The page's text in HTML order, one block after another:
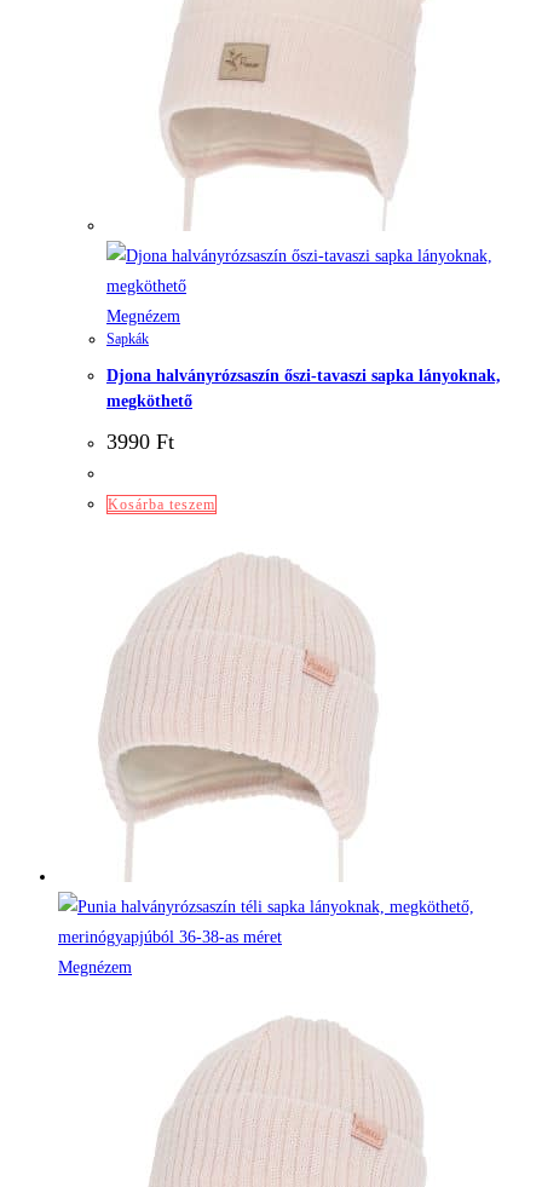
Megnézem
Sapkák
Djona halványrózsaszín őszi-tavaszi sapka lányoknak,
megköthető
3990 Ft
Kosárba teszem
Megnézem